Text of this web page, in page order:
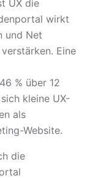
UX die
wirkt
und Net
Eine
% über 12
kleine UX-
als
Website.
die